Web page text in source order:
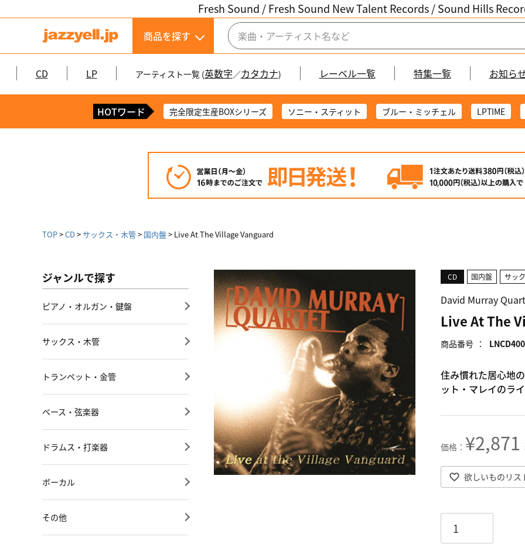
Fresh Sound / Fresh Sound New Talent Records /Sound Hills
商品を探す
CD LP アーティスト一覧 (英数字／カタカナ) レーベル一覧 特集一覧 お知ら
HOTワード 完全限定生産BOXシリーズ ソニー・スティット ブルー・ミッチェル LPTIME
TOP CD サックス・木管 国内盤 Live At The Village Vanguard
ジャンルで探す
ピアノ・オルガン・鍵盤
サックス・木管
トランペット・金管
ベース・弦楽器
ドラムス・打楽器
ボーカル
その他
CD 国内盤 サッ
David Murray
Live At The
商品番号
住み慣れた居心地
ット・マレイのラ
¥2,871
欲しいものリス